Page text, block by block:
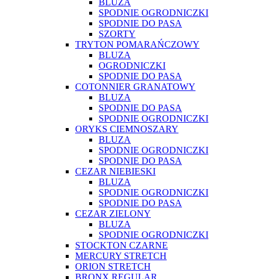
SPODNIE OGRODNICZKI
SPODNIE DO PASA
SZORTY
TRYTON POMARAŃCZOWY
BLUZA
OGRODNICZKI
SPODNIE DO PASA
COTONNIER GRANATOWY
BLUZA
SPODNIE DO PASA
SPODNIE OGRODNICZKI
ORYKS CIEMNOSZARY
BLUZA
SPODNIE OGRODNICZKI
SPODNIE DO PASA
CEZAR NIEBIESKI
BLUZA
SPODNIE OGRODNICZKI
SPODNIE DO PASA
CEZAR ZIELONY
BLUZA
SPODNIE OGRODNICZKI
STOCKTON CZARNE
MERCURY STRETCH
ORION STRETCH
BRONX REGULAR